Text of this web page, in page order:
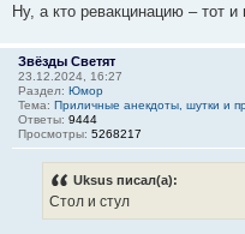
Ну, а кто ревакцинацию – тот
Звёзды Светят
23.12.2024, 16:27
Раздел: Юмор
Тема: Приличные анекдоты, шутки и
Ответы: 9444
Просмотры: 5268217
Uksus писал(а):
Стол и стул